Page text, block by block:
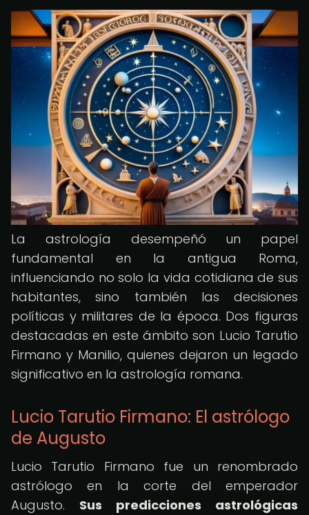
La astrología desempeñó un papel
fundamental en la antigua Roma,
influenciando no solo la vida cotidiana de sus
habitantes, sino también las decisiones
políticas y militares de la época. Dos figuras
destacadas en este ámbito son Lucio Tarutio
Firmano y Manilio, quienes dejaron un legado
significativo en la astrología romana.
Lucio Tarutio Firmano: El astrólogo
de Augusto
Lucio Tarutio Firmano fue un renombrado
astrólogo en la corte del emperador
Augusto. Sus predicciones astrológicas